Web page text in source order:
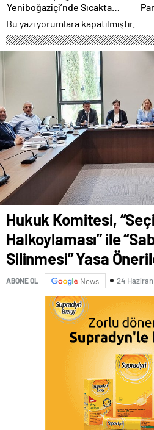
Yeniboğaziçi’nde Sıcakta
Çalışma Yasağı Denetimlerine
Katıldı
Bu yazı yorumlara kapatılmıştır.
Hukuk Komitesi,
Halkoylaması” ile
Silinmesi” Yasa
ABONE OL News 24